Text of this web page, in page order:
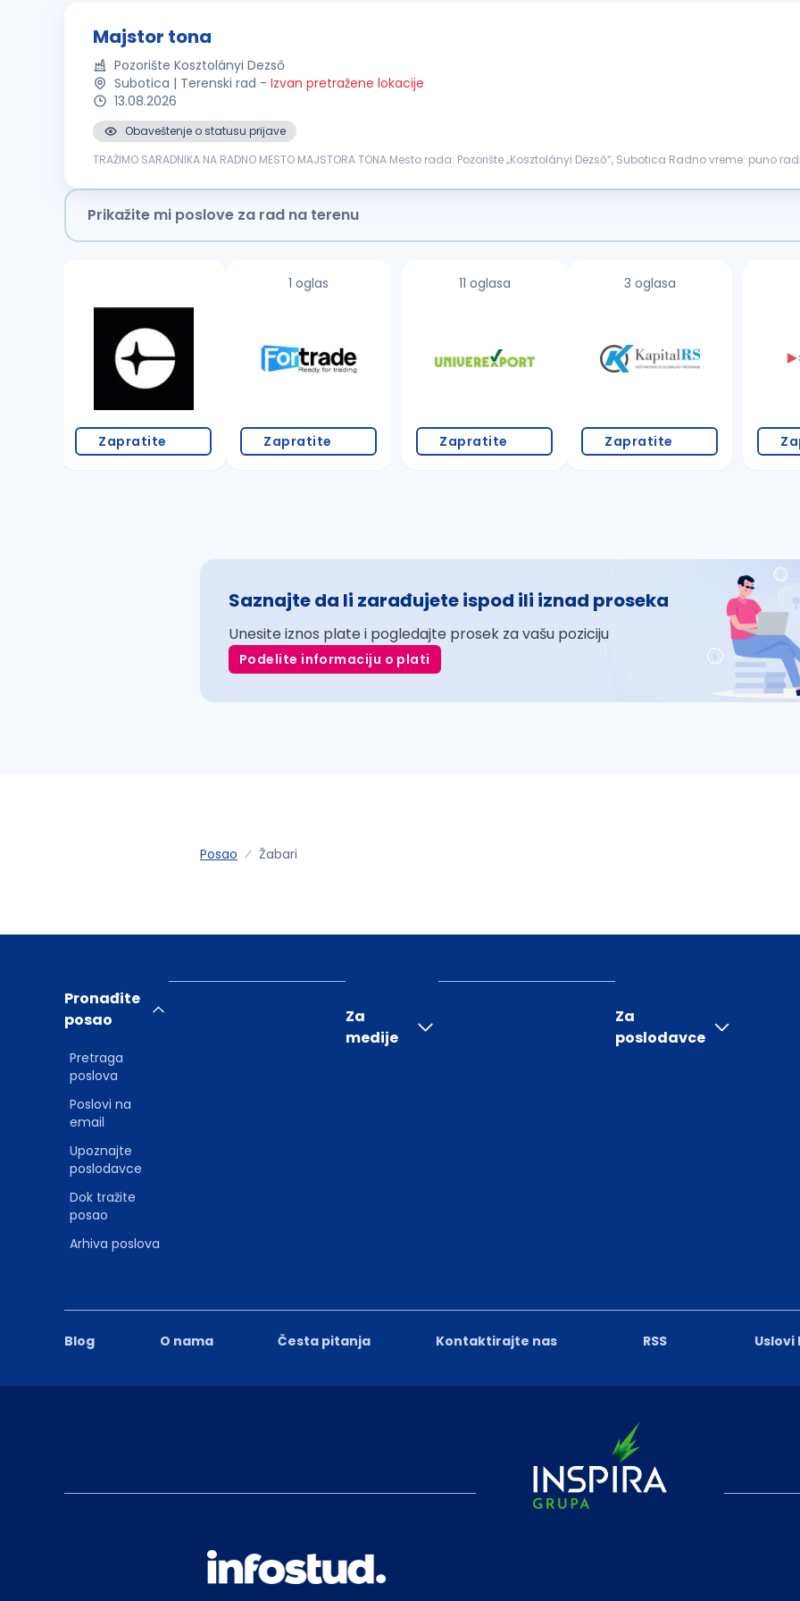
Majstor tona
Pozorište Kosztolányi Dezső
Subotica | Terenski rad - Izvan pretražene lokacije
13.08.2026
Obaveštenje o statusu prijave
TRAŽIMO SARADNIKA NA RADNO MESTO MAJSTORA TONA Mesto rada: Pozorište „Kosztolányi Dezső“, Subotica Radno vreme:
Prikažite mi poslove za rad na terenu
Zapratite
1 oglas
Zapratite
11 oglasa
Zapratite
3 oglasa
Zapratite
Saznajte da li zarađujete ispod ili iznad proseka
Unesite iznos plate i pogledajte prosek za vašu poziciju
Podelite informaciju o plati
Posao Žabari
Blog O nama Česta pitanja Kontaktirajte nas RSS
Pronađite
posao
Pretraga
poslova
Poslovi na
email
Upoznajte
poslodavce
Dok tražite
posao
Arhiva poslova
Za
medije
Za
poslodavce